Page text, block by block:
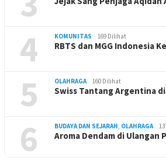
4 KOMUNITAS 169 Dilihat
RBTS dan MGG Indonesia
5 OLAHRAGA 160 Dilihat
Swiss Tantang Argentina
6 BUDAYA DAN SEJARAH OLAHRAGA
Aroma Dendam di